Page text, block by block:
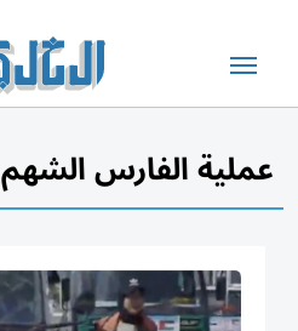
عملية الفارس الشهم 2